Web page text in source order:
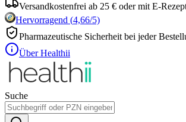
Versandkostenfrei ab 25 € oder mit E-
Hervorragend (4,66/5)
Pharmazeutische Sicherheit bei jeder
Über Healthii
Suche